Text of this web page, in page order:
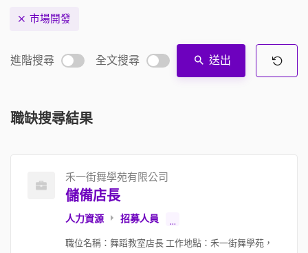
市場開發
進階搜尋 全文搜尋 送出
職缺搜尋結果
禾一街舞學苑有限公司
儲備店長
人力資源 招募人員 ...
職位名稱：舞蹈教室店長 工作地點：禾一街舞學苑，